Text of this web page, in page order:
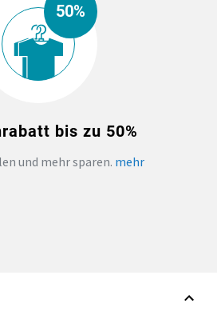
50%
bis zu 50%
und mehr sparen. mehr